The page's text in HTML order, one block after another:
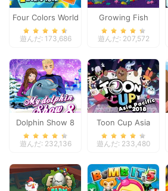
Four Colors World
Tour
遊んだ: 173,686
Growing Fish
遊んだ: 207,572
Dolphin Show 8
遊んだ: 232,136
Toon Cup Asia
Pacific 2018
遊んだ: 233,480